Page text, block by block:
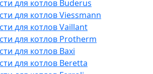
для котлов Buderus
для котлов Viessmann
для котлов Vaillant
для котлов Protherm
для котлов Baxi
для котлов Beretta